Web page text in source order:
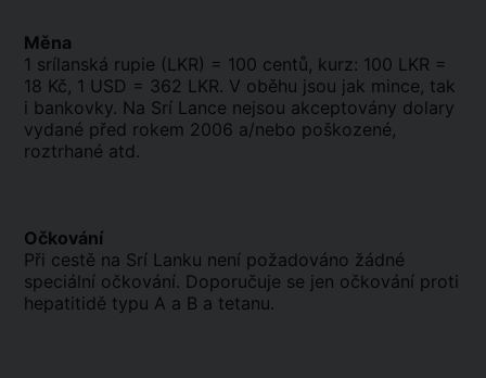
Měna
1 srílanská rupie (LKR) = 100 centů, kurz: 100 LKR =
18 Kč, 1 USD = 362 LKR. V oběhu jsou jak mince, tak
i bankovky. Na Srí Lance nejsou akceptovány dolary
vydané před rokem 2006 a/nebo poškozené,
roztrhané atd.
Očkování
Při cestě na Srí Lanku není požadováno žádné
speciální očkování. Doporučuje se jen očkování proti
hepatitidě typu A a B a tetanu.